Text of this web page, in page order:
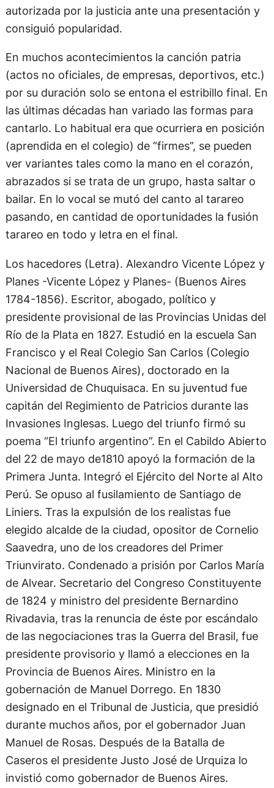
autorizada por la justicia ante una presentación y
consiguió popularidad.
En muchos acontecimientos la canción patria
(actos no oficiales, de empresas, deportivos, etc.)
por su duración solo se entona el estribillo final. En
las últimas décadas han variado las formas para
cantarlo. Lo habitual era que ocurriera en posición
(aprendida en el colegio) de “firmes”, se pueden
ver variantes tales como la mano en el corazón,
abrazados si se trata de un grupo, hasta saltar o
bailar. En lo vocal se mutó del canto al tarareo
pasando, en cantidad de oportunidades la fusión
tarareo en todo y letra en el final.
Los hacedores (Letra). Alexandro Vicente López y
Planes -Vicente López y Planes- (Buenos Aires
1784-1856). Escritor, abogado, político y
presidente provisional de las Provincias Unidas del
Río de la Plata en 1827. Estudió en la escuela San
Francisco y el Real Colegio San Carlos (Colegio
Nacional de Buenos Aires), doctorado en la
Universidad de Chuquisaca. En su juventud fue
capitán del Regimiento de Patricios durante las
Invasiones Inglesas. Luego del triunfo firmó su
poema “El triunfo argentino”. En el Cabildo Abierto
del 22 de mayo de1810 apoyó la formación de la
Primera Junta. Integró el Ejército del Norte al Alto
Perú. Se opuso al fusilamiento de Santiago de
Liniers. Tras la expulsión de los realistas fue
elegido alcalde de la ciudad, opositor de Cornelio
Saavedra, uno de los creadores del Primer
Triunvirato. Condenado a prisión por Carlos María
de Alvear. Secretario del Congreso Constituyente
de 1824 y ministro del presidente Bernardino
Rivadavia, tras la renuncia de éste por escándalo
de las negociaciones tras la Guerra del Brasil, fue
presidente provisorio y llamó a elecciones en la
Provincia de Buenos Aires. Ministro en la
gobernación de Manuel Dorrego. En 1830
designado en el Tribunal de Justicia, que presidió
durante muchos años, por el gobernador Juan
Manuel de Rosas. Después de la Batalla de
Caseros el presidente Justo José de Urquiza lo
invistió como gobernador de Buenos Aires.